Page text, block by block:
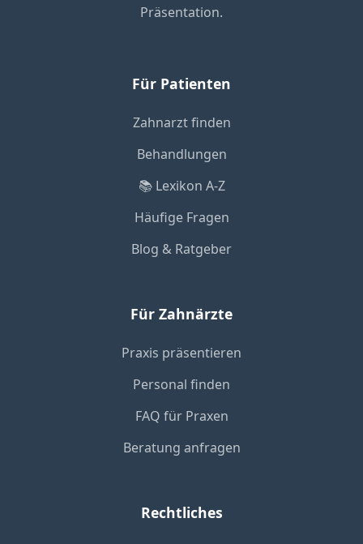
Präsentation.
Für Patienten
Zahnarzt finden
Behandlungen
📚 Lexikon A-Z
Häufige Fragen
Blog & Ratgeber
Für Zahnärzte
Praxis präsentieren
Personal finden
FAQ für Praxen
Beratung anfragen
Rechtliches